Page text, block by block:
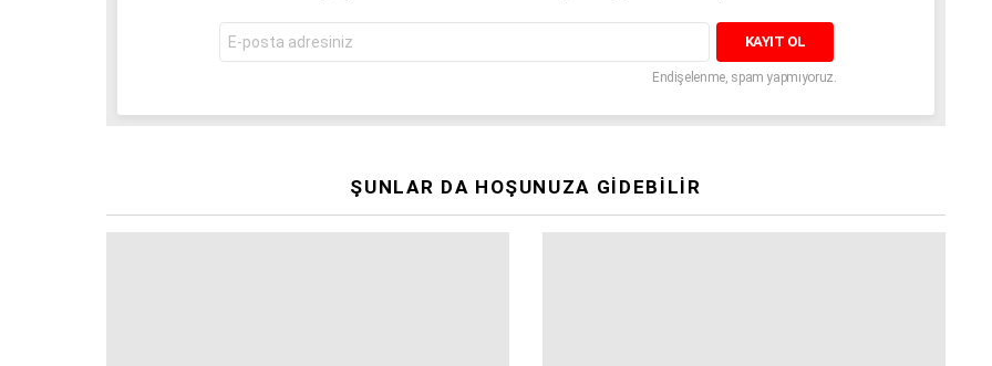
mail
adresi:
Endişelenme, spam yapmıyoruz.
ŞUNLAR DA HOŞUNUZA GIDEBILIR